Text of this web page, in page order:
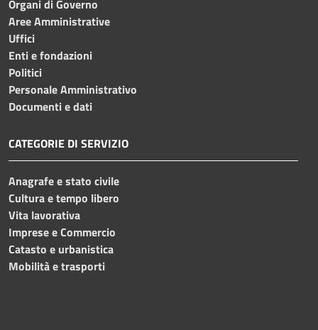
Organi di Governo
Aree Amministrative
Uffici
Enti e fondazioni
Politici
Personale Amministrativo
Documenti e dati
CATEGORIE DI SERVIZIO
Anagrafe e stato civile
Cultura e tempo libero
Vita lavorativa
Imprese e Commercio
Catasto e urbanistica
Mobilità e trasporti